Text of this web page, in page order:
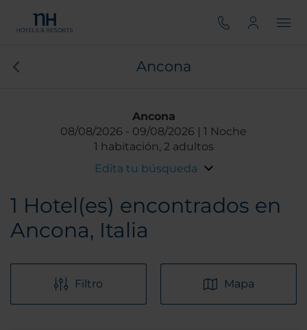
Ancona
Ancona
08/08/2026
09/08/2026
1 Noche
1 habitación, 2 adultos
Edita tu búsqueda
1 Hotel(es) encontrados en
Ancona, Italia
Filtro Mapa